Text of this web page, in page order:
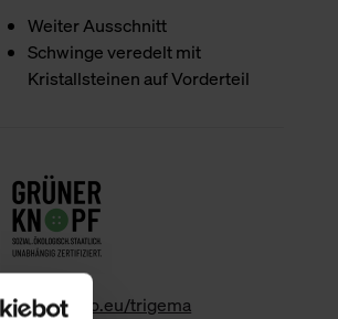
Weiter Ausschnitt
Schwinge veredelt mit
Kristallsteinen auf Vorderteil
www.gk-info.eu/trigema